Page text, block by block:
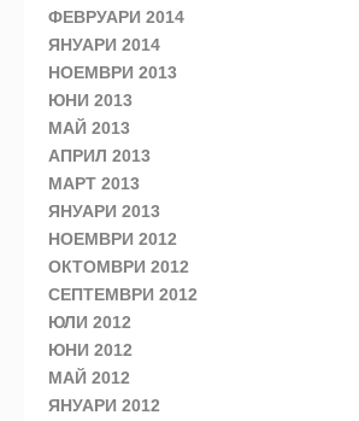
ФЕВРУАРИ 2014
ЯНУАРИ 2014
НОЕМВРИ 2013
ЮНИ 2013
МАЙ 2013
АПРИЛ 2013
МАРТ 2013
ЯНУАРИ 2013
НОЕМВРИ 2012
ОКТОМВРИ 2012
СЕПТЕМВРИ 2012
ЮЛИ 2012
ЮНИ 2012
МАЙ 2012
ЯНУАРИ 2012